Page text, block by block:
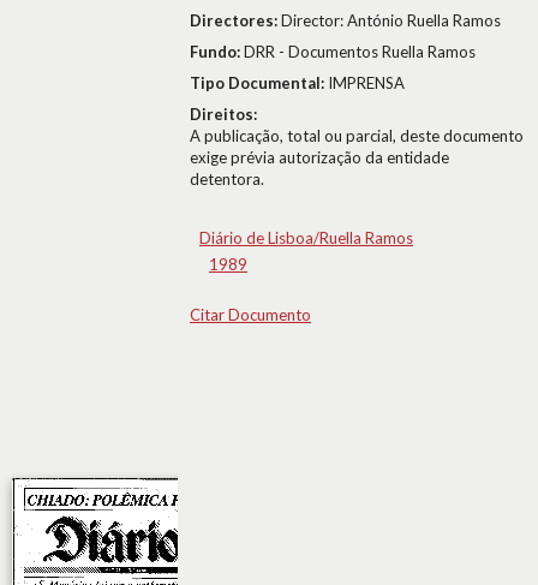
Directores:Director: António Ruella Ramos
Fundo:DRR - Documentos Ruella Ramos
Tipo Documental: IMPRENSA
Direitos:
A publicação, total ou parcial, deste documento
exige prévia autorização da entidade
detentora.
Diário de Lisboa/Ruella Ramos
1989
Citar Documento